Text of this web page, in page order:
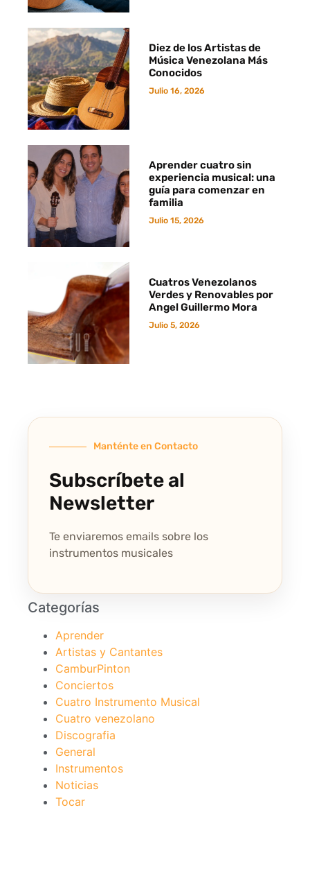
Diez de los Artistas de
Música Venezolana Más
Conocidos
Julio 16, 2026
Aprender cuatro sin
experiencia musical: una
guía para comenzar en
familia
Julio 15, 2026
Cuatros Venezolanos
Verdes y Renovables por
Angel Guillermo Mora
Julio 5, 2026
Manténte en Contacto
Subscríbete al
Newsletter
Te enviaremos emails sobre los
instrumentos musicales
Categorías
Aprender
Artistas y Cantantes
CamburPinton
Conciertos
Cuatro Instrumento Musical
Cuatro venezolano
Discografia
General
Instrumentos
Noticias
Tocar